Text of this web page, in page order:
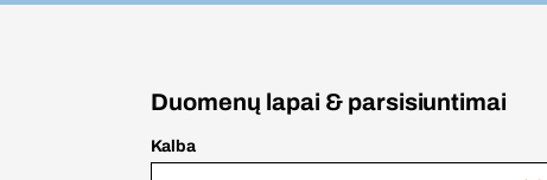
Duomenų lapai & parsisiuntimai
Kalba